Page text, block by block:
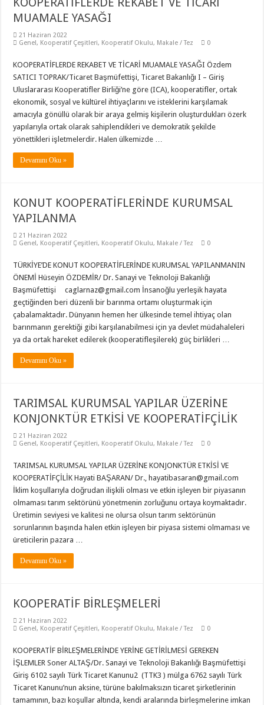
MUAMALE YASAĞI
21 Haziran 2022
Genel, Kooperatif Çeşitleri, Kooperatif Okulu, Makale / Tez 0
KOOPERATİFLERDE REKABET VE TİCARİ MUAMALE YASAĞI Özdem
SATICI TOPRAK/Ticaret Başmüfettişi, Ticaret Bakanlığı I – Giriş
Uluslararası Kooperatifler Birliği’ne göre (ICA), kooperatifler, ortak
ekonomik, sosyal ve kültürel ihtiyaçlarını ve isteklerini karşılamak
amacıyla gönüllü olarak bir araya gelmiş kişilerin oluşturdukları özerk
yapılarıyla ortak olarak sahiplendikleri ve demokratik şekilde
yönettikleri işletmelerdir. Halen ülkemizde …
Devamını Oku »
KONUT KOOPERATİFLERİNDE KURUMSAL
YAPILANMA
21 Haziran 2022
Genel, Kooperatif Çeşitleri, Kooperatif Okulu, Makale / Tez 0
TÜRKİYE’DE KONUT KOOPERATİFLERİNDE KURUMSAL YAPILANMANIN
ÖNEMİ Hüseyin ÖZDEMİR/ Dr. Sanayi ve Teknoloji Bakanlığı
Başmüfettişi caglarnaz@gmail.com İnsanoğlu yerleşik hayata
geçtiğinden beri düzenli bir barınma ortamı oluşturmak için
çabalamaktadır. Dünyanın hemen her ülkesinde temel ihtiyaç olan
barınmanın gerektiği gibi karşılanabilmesi için ya devlet müdahaleleri
ya da ortak hareket edilerek (kooperatifleşilerek) güç birlikleri …
Devamını Oku »
TARIMSAL KURUMSAL YAPILAR ÜZERİNE
KONJONKTÜR ETKİSİ VE KOOPERATİFÇİLİK
21 Haziran 2022
Genel, Kooperatif Çeşitleri, Kooperatif Okulu, Makale / Tez 0
TARIMSAL KURUMSAL YAPILAR ÜZERİNE KONJONKTÜR ETKİSİ VE
KOOPERATİFÇİLİK Hayati BAŞARAN/ Dr., hayatibasaran@gmail.com
İklim koşullarıyla doğrudan ilişkili olması ve etkin işleyen bir piyasanın
olmaması tarım sektörünü yönetmenin zorluğunu ortaya koymaktadır.
Üretimin seviyesi ve kalitesi ne olursa olsun tarım sektörünün
sorunlarının başında halen etkin işleyen bir piyasa sistemi olmaması ve
üreticilerin pazara …
Devamını Oku »
KOOPERATİF BİRLEŞMELERİ
21 Haziran 2022
Genel, Kooperatif Çeşitleri, Kooperatif Okulu, Makale / Tez 0
KOOPERATİF BİRLEŞMELERİNDE YERİNE GETİRİLMESİ GEREKEN
İŞLEMLER Soner ALTAŞ/Dr. Sanayi ve Teknoloji Bakanlığı Başmüfettişi
Giriş 6102 sayılı Türk Ticaret Kanunu2 (TTK3 ) mülga 6762 sayılı Türk
Ticaret Kanunu’nun aksine, türüne bakılmaksızın ticaret şirketlerinin
tamamının, bazı koşullar altında, kendi aralarında birleşmelerine imkan